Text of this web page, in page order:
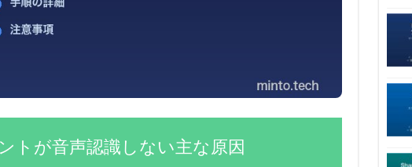
トが音声認識しない主な原因